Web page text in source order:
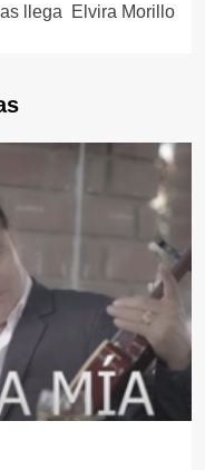
llega Elvira Morillo